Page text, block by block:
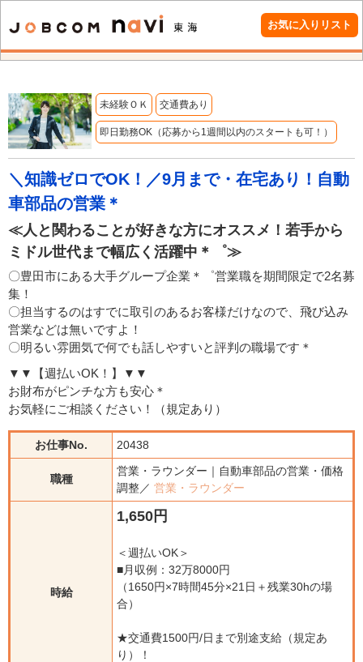
お気に入りリスト
未経験ＯＫ 交通費あり
即日勤務OK（応募から1週間以内のスタートも可！）
＼知識ゼロでOK！／9月まで・在宅あり！自動
車部品の営業＊
≪人と関わることが好きな方にオススメ！若手から
ミドル世代まで幅広く活躍中＊゜≫
〇豊田市にある大手グループ企業＊゜営業職を期間限定で2名募
集！
〇担当するのはすでに取引のあるお客様だけなので、飛び込み
営業などは無いですよ！
〇明るい雰囲気で何でも話しやすいと評判の職場です＊
▼▼【週払いOK！】▼▼
お財布がピンチな方も安心＊
お気軽にご相談ください！（規定あり）
お仕事No. 20438
職種
営業・ラウンダー｜自動車部品の営業・価格
調整／ 営業・ラウンダー
時給
1,650円
＜週払いOK＞
■月収例：32万8000円
（1650円×7時間45分×21日＋残業30hの場
合）
★交通費1500円/日まで別途支給（規定あ
り）！